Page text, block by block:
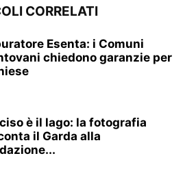
CORRELATI
Esenta: i Comuni
chiedono garanzie per
è il lago: la fotografia
il Garda alla